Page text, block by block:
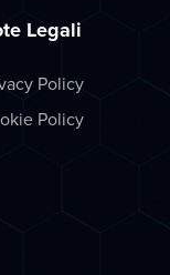
Legali
Policy
Policy